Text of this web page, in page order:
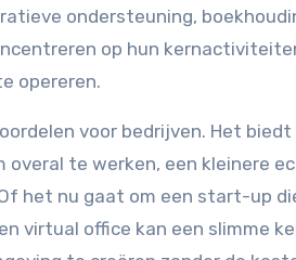
ondersteuning,
op hun
opereren.
voor bedrijven. Het
te werken, een kleinere
het nu gaat om een ​​start-up
virtual office kan een slimme